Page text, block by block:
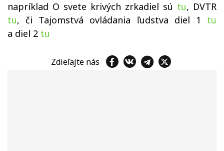
napríklad O svete krivých zrkadiel sú tu, DVTR
tu, či Tajomstvá ovládania ľudstva diel 1 tu
a diel 2 tu
Zdieľajte nás